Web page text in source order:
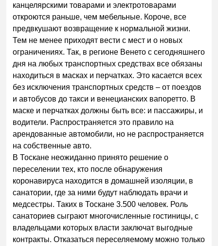
канцелярскими товарами и электротоварами
откроются раньше, чем мебельные. Короче, все
предвкушают возвращение к нормальной жизни.
Тем не менее приходят вести с мест и о новых
ограничениях. Так, в регионе Венето с сегодняшнего
дня на любых транспортных средствах все обязаны
находиться в масках и перчатках. Это касается всех
без исключения транспортных средств – от поездов
и автобусов до такси и венецианских вапоретто. В
маске и перчатках должны быть все: и пассажиры, и
водители. Распространяется это правило на
арендованные автомобили, но не распространяется
на собственные авто.
В Тоскане неожиданно принято решение о
переселении тех, кто после обнаружения
коронавируса находится в домашней изоляции, в
санатории, где за ними будут наблюдать врачи и
медсестры. Таких в Тоскане 3.500 человек. Роль
санаториев сыграют многочисленные гостиницы, с
владельцами которых власти заключат выгодные
контракты. Отказаться переселяемому можно только